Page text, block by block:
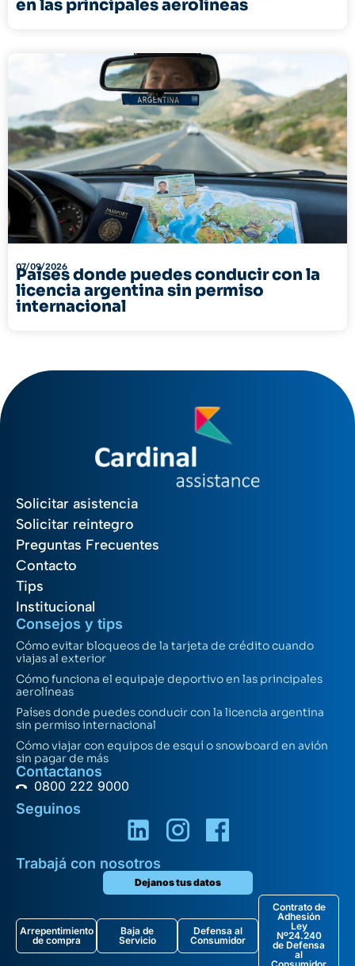
en las principales aerolíneas
07/09/2026
Países donde puedes conducir con la
licencia argentina sin permiso
internacional
Solicitar asistencia
Solicitar reintegro
Preguntas Frecuentes
Contacto
Tips
Institucional
Consejos y tips
Cómo evitar bloqueos de la tarjeta de crédito cuando
viajas al exterior
Cómo funciona el equipaje deportivo en las principales
aerolíneas
Países donde puedes conducir con la licencia argentina
sin permiso internacional
Cómo viajar con equipos de esquí o snowboard en avión
sin pagar de más
Contactanos
0800 222 9000
Seguinos
Trabajá con nosotros
Dejanos tus datos
Arrepentimiento
de compra
Baja de
Servicio
Defensa al
Consumidor
Contrato de
Adhesión
Ley
Nº24.240
de Defensa
al